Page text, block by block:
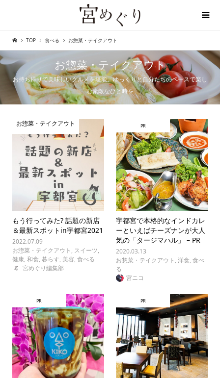
ディープな宇都宮を探しに行こう
TOP 食べる お惣菜・テイクアウト
お惣菜・テイクアウト
お持ち帰りで美味しいグルメを堪能。ゆっくりと自分たちのペースで楽し
む素敵なひと時を
お惣菜・テイクアウト
もう行ってみた? 話題の新店
＆最新スポットin宇都宮2021
2022.07.09
お惣菜・テイクアウト , スイーツ,
健康, 和食, 暮らす, 美容, 食べる
宮めぐり編集部
PR
宇都宮で本格的なインドカレ
ーといえばチーズナンが大人
気の「タージマハル」 – PR
2020.03.13
お惣菜・テイクアウト ,洋食,食べ
る
宮ニコ
PR PR